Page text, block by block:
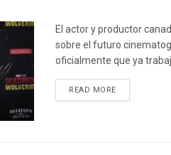
El actor y productor
sobre el futuro
oficialmente que ya
READ MORE